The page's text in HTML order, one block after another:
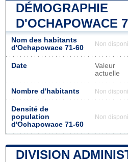
DÉMOGRAPHIE
D'OCHAPOWACE
Nom des habitants
d'Ochapowace 71-60
Non
Date
Valeur
actuelle
Nombre d'habitants Non
Densité de
population
d'Ochapowace 71-60
Non
DIVISION